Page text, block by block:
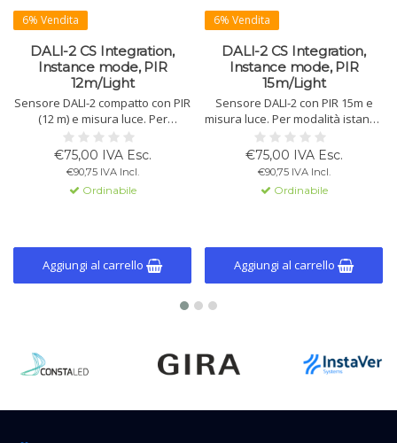
6% Vendita
DALI-2 CS Integration,
Instance mode, PIR
12m/Light
Sensore DALI-2 compatto con PIR
(12 m) e misura luce. Per
modalità istanza con controllo
DALI-2 centrale. Montaggio:
incasso, superficie o soffitto.
Alimentazione via bus DALI.
€75,00 IVA Esc.
€90,75 IVA Incl.
Ordinabile
Aggiungi al carrello
6% Vendita
DALI-2 CS Integration,
Instance mode, PIR
15m/Light
Sensore DALI-2 con PIR 15m e
misura luce. Per modalità istanza
con controllo centrale DALI-2.
Montaggio: incasso, superficie o
soffitto. Alimentazione tramite
bus DALI.
€75,00 IVA Esc.
€90,75 IVA Incl.
Ordinabile
Aggiungi al carrello